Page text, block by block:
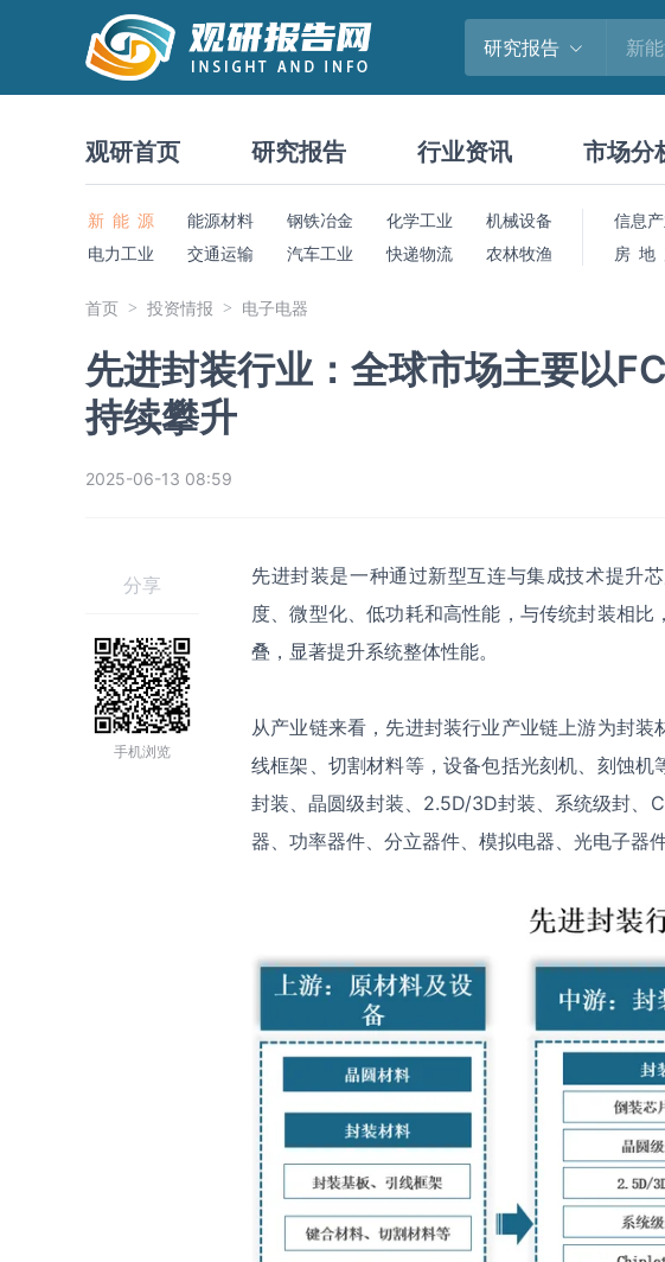
研究报告
观研首页 研究报告 行业资讯 市场分
新 能 源 能源材料 钢铁冶金 化学工业
机械设备
电力工业
交通运输 汽车工业 快递物流 农林牧渔
信息
房 地
首页 投资情报 电子电器
先进封装行业：全球市场主要以
持续攀升
2025-06-13 08:59
分享
手机浏览
先进封装是一种通过新型互连与集成技术提升
度、微型化、低功耗和高性能，与传统封装相
叠，显著提升系统整体性能。‌‌‌‌
从产业链来看，先进封装行业产业链上游为封
线框架、切割材料等，设备包括光刻机、刻蚀
封装、晶圆级封装、2.5D/3D封装、系统级封、
器、功率器件、分立器件、模拟电器、光电子器